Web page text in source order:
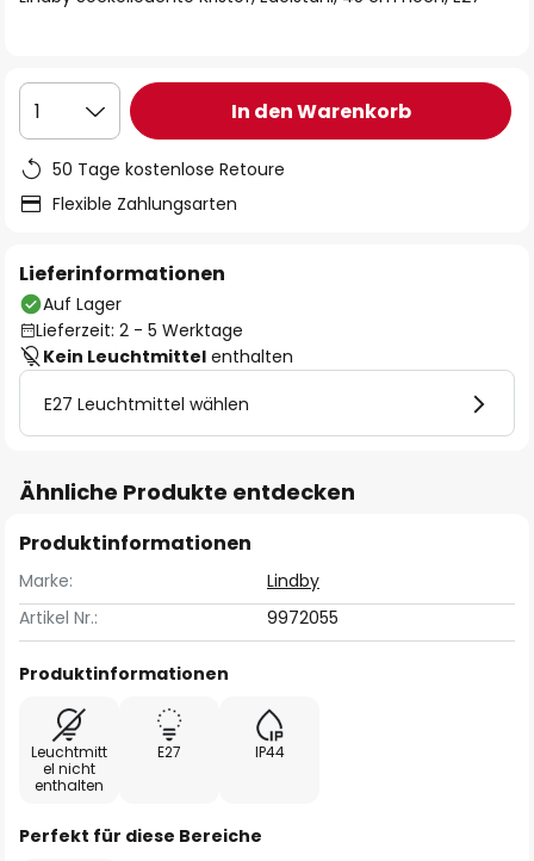
1 In den Warenkorb
50 Tage kostenlose Retoure
Flexible Zahlungsarten
Lieferinformationen
Auf Lager
Lieferzeit: 2 - 5 Werktage
Kein Leuchtmittel enthalten
E27 Leuchtmittel wählen
Ähnliche Produkte entdecken
Produktinformationen
Marke:
Lindby
Artikel Nr.:
9972055
Produktinformationen
Leuchtmitt
el nicht
enthalten
E27 IP44
Perfekt für diese Bereiche